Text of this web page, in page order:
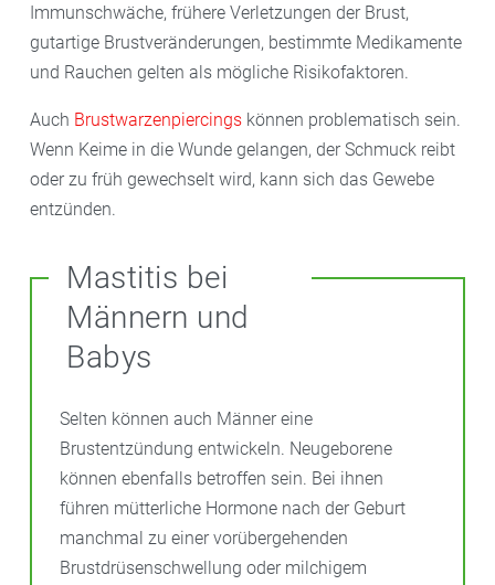
Immunschwäche, frühere Verletzungen der Brust,
gutartige Brustveränderungen, bestimmte Medikamente
und Rauchen gelten als mögliche Risikofaktoren.
Auch Brustwarzenpiercings können problematisch sein.
Wenn Keime in die Wunde gelangen, der Schmuck reibt
oder zu früh gewechselt wird, kann sich das Gewebe
entzünden.
Mastitis bei
Männern und
Babys
Selten können auch Männer eine
Brustentzündung entwickeln. Neugeborene
können ebenfalls betroffen sein. Bei ihnen
führen mütterliche Hormone nach der Geburt
manchmal zu einer vorübergehenden
Brustdrüsenschwellung oder milchigem